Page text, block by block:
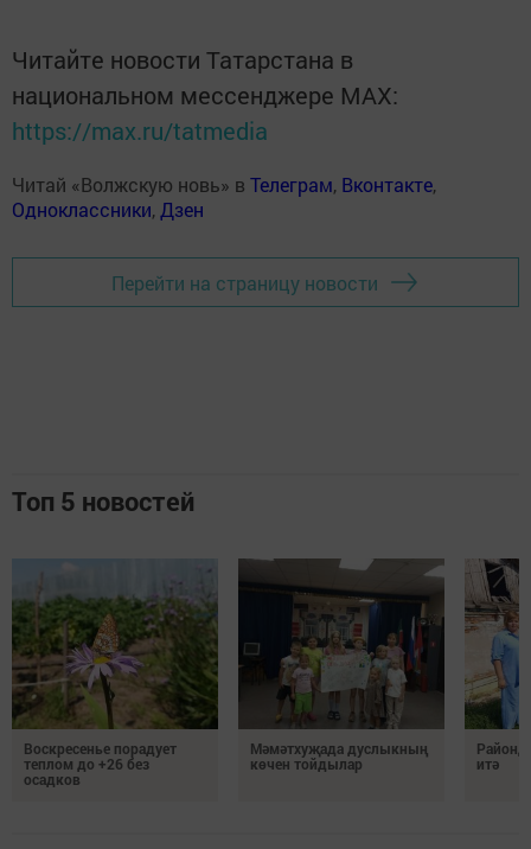
Читайте новости Татарстана в
национальном мессенджере MАХ:
https://max.ru/tatmedia
Читай «Волжскую новь» в Телеграм, Вконтакте,
Одноклассники, Дзен
Перейти на страницу новости
Топ 5 новостей
Воскресенье порадует
теплом до +26 без
осадков
Мәмәтхуҗада дуслыкның
көчен тойдылар
итә